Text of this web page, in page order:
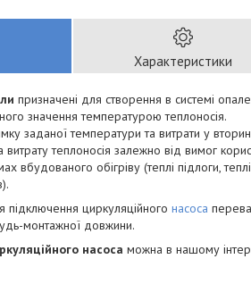
Характеристики
призначені для створення в системі
значення температурою теплоносія.
заданої температури та витрати у
теплоносія залежно від вимог
вбудованого обігріву (теплі підлоги,
підключення циркуляційного насоса
монтажної довжини.
насоса можна в нашому